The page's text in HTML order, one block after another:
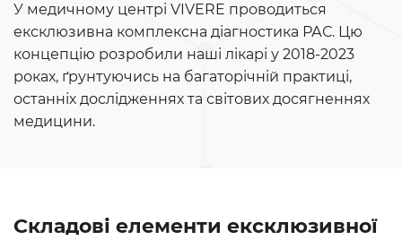
У медичному центрі VIVERE проводиться
ексклюзивна комплексна діагностика РАС. Цю
концепцію розробили наші лікарі у 2018-2023
роках, ґрунтуючись на багаторічній практиці,
останніх дослідженнях та світових досягненнях
медицини.
Складові елементи ексклюзивної